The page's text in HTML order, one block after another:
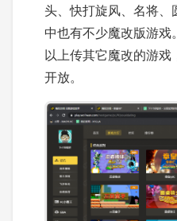
头、快打旋风、名将
中也有不少魔改版游
以上传其它魔改的游
开放。